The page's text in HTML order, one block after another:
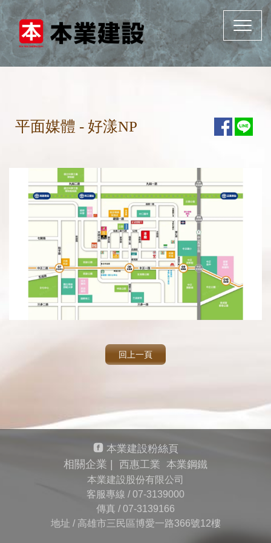
Toggle
平面媒體 - 好漾NP
回上一頁
本業建設粉絲頁
相關企業 | 西惠工業 本業鋼鐵
本業建設股份有限公司
客服專線 /07-3139000
傳真 /07-3139166
地址 / 高雄市三民區博愛一路366號12樓